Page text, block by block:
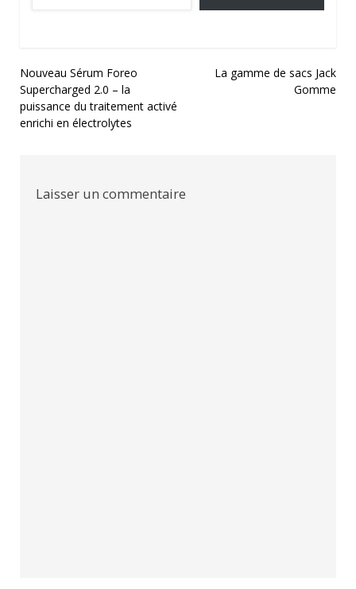
Navigation
de
l’article
Nouveau Sérum Foreo
Supercharged 2.0 – la
puissance du traitement activé
enrichi en électrolytes
La gamme de sacs Jack
Gomme
Laisser un commentaire